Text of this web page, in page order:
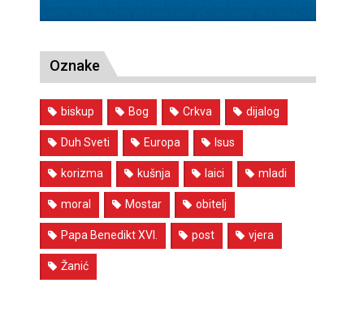
Oznake
biskup Bog Crkva dijalog
Duh Sveti Europa Isus
korizma kušnja laici mladi
moral Mostar obitelj
Papa Benedikt XVI. post vjera
Žanić